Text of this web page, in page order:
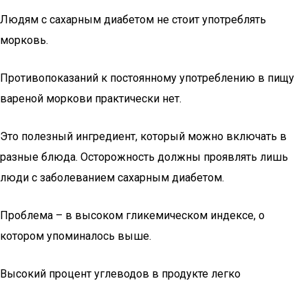
Людям с сахарным диабетом не стоит употреблять
морковь.
Противопоказаний к постоянному употреблению в пищу
вареной моркови практически нет.
Это полезный ингредиент, который можно включать в
разные блюда. Осторожность должны проявлять лишь
люди с заболеванием сахарным диабетом.
Проблема – в высоком гликемическом индексе, о
котором упоминалось выше.
Высокий процент углеводов в продукте легко